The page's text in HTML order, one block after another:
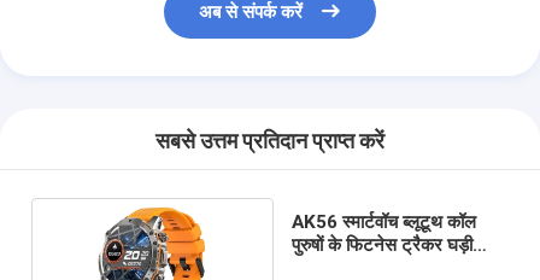
अब से संपर्क करें
सबसे उत्तम प्रतिदान प्राप्त करें
AK56 स्मार्टवॉच ब्लूटूथ कॉल
पुरुषों के फिटनेस ट्रैकर घड़ी